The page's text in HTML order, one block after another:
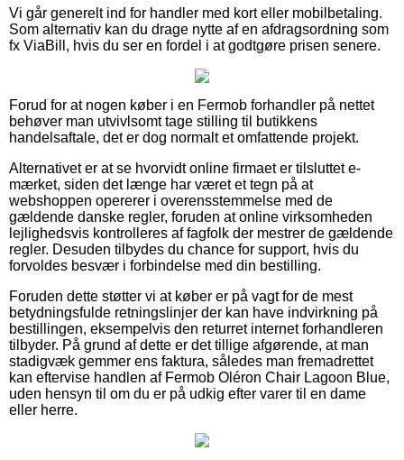
Vi går generelt ind for handler med kort eller mobilbetaling.
Som alternativ kan du drage nytte af en afdragsordning som
fx ViaBill, hvis du ser en fordel i at godtgøre prisen senere.
Forud for at nogen køber i en Fermob forhandler på nettet
behøver man utvivlsomt tage stilling til butikkens
handelsaftale, det er dog normalt et omfattende projekt.
Alternativet er at se hvorvidt online firmaet er tilsluttet e-
mærket, siden det længe har været et tegn på at
webshoppen opererer i overensstemmelse med de
gældende danske regler, foruden at online virksomheden
lejlighedsvis kontrolleres af fagfolk der mestrer de gældende
regler. Desuden tilbydes du chance for support, hvis du
forvoldes besvær i forbindelse med din bestilling.
Foruden dette støtter vi at køber er på vagt for de mest
betydningsfulde retningslinjer der kan have indvirkning på
bestillingen, eksempelvis den returret internet forhandleren
tilbyder. På grund af dette er det tillige afgørende, at man
stadigvæk gemmer ens faktura, således man fremadrettet
kan eftervise handlen af Fermob Oléron Chair Lagoon Blue,
uden hensyn til om du er på udkig efter varer til en dame
eller herre.